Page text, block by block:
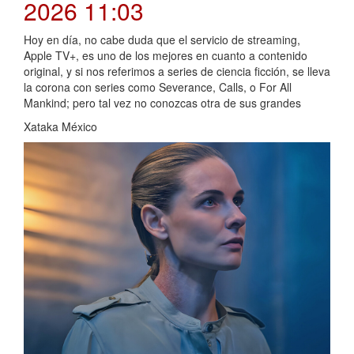
2026 11:03
Hoy en día, no cabe duda que el servicio de streaming,
Apple TV+, es uno de los mejores en cuanto a contenido
original, y si nos referimos a series de ciencia ficción, se lleva
la corona con series como Severance, Calls, o For All
Mankind; pero tal vez no conozcas otra de sus grandes
Xataka México